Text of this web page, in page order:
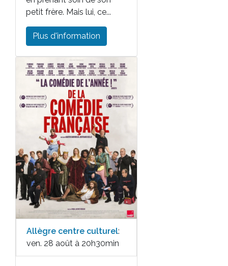
petit frère. Mais lui, ce...
Plus d'information
Allègre centre culturel:
ven. 28 août à 20h30min